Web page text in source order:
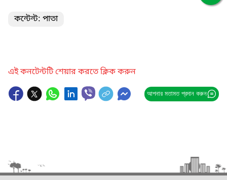
কন্টেন্ট: পাতা
এই কনটেন্টটি শেয়ার করতে ক্লিক করুন
আপনার মতামত প্রদান করুন